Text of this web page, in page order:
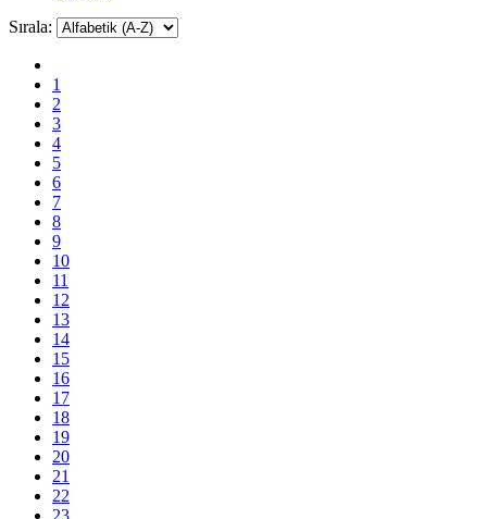
Sırala:
1
2
3
4
5
6
7
8
9
10
11
12
13
14
15
16
17
18
19
20
21
22
23